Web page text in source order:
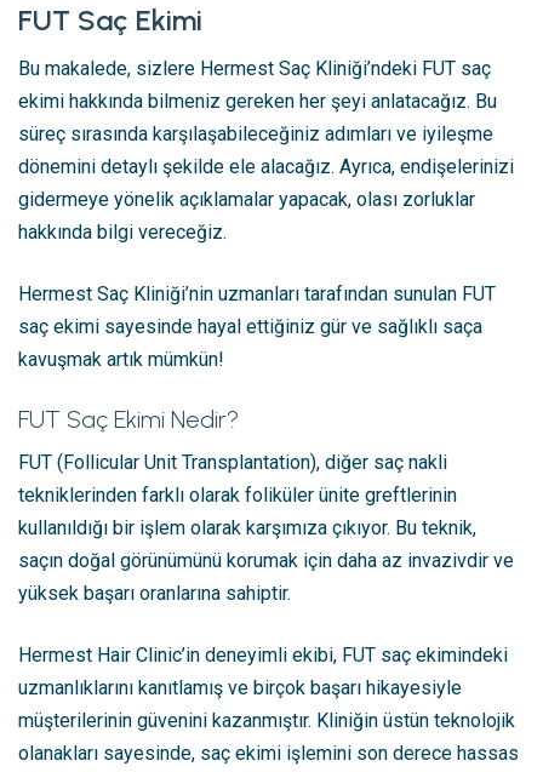
FUT Saç Ekimi
Bu makalede, sizlere Hermest Saç Kliniği’ndeki FUT saç
ekimi hakkında bilmeniz gereken her şeyi anlatacağız. Bu
süreç sırasında karşılaşabileceğiniz adımları ve iyileşme
dönemini detaylı şekilde ele alacağız. Ayrıca, endişelerinizi
gidermeye yönelik açıklamalar yapacak, olası zorluklar
hakkında bilgi vereceğiz.
Hermest Saç Kliniği’nin uzmanları tarafından sunulan FUT
saç ekimi sayesinde hayal ettiğiniz gür ve sağlıklı saça
kavuşmak artık mümkün!
FUT Saç Ekimi Nedir?
FUT (Follicular Unit Transplantation), diğer saç nakli
tekniklerinden farklı olarak foliküler ünite greftlerinin
kullanıldığı bir işlem olarak karşımıza çıkıyor. Bu teknik,
saçın doğal görünümünü korumak için daha az invazivdir ve
yüksek başarı oranlarına sahiptir.
Hermest Hair Clinic’in deneyimli ekibi, FUT saç ekimindeki
uzmanlıklarını kanıtlamış ve birçok başarı hikayesiyle
müşterilerinin güvenini kazanmıştır. Kliniğin üstün teknolojik
olanakları sayesinde, saç ekimi işlemini son derece hassas